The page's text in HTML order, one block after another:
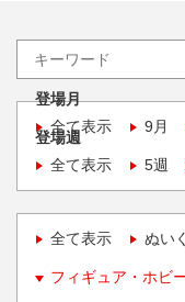
登場月
全て表示
9月
登場週
全て表示
5週
全て表示 ぬい
フィギュア・ホビ